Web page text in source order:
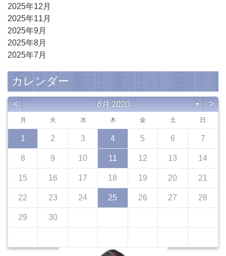
2025年12月
2025年11月
2025年9月
2025年8月
2025年7月
カレンダー
< 6月 2020 ▼ >
月 火 水 木 金 土 日
1 2 3 4 5 6 7
8 9 10 11 12 13 14
15 16 17 18 19 20 21
22 23 24 25 26 27 28
29 30